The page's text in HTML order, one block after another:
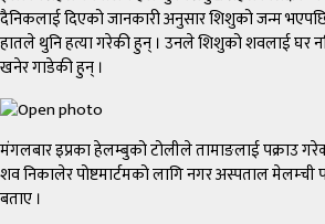
दैनिकलाई दिएको जानकारी अनुसार शिशुको जन्म
हातले थुनि हत्या गरेकी हुन् । उनले शिशुको शवलाई घर
खनेर गाडेकी हुन् ।
मंगलबार इप्रका हेलम्बुको टोलीले तामाङलाई पक्राउ
शव निकालेर पोष्टमार्टमको लागि नगर अस्पताल मेलम्ची
बताए ।